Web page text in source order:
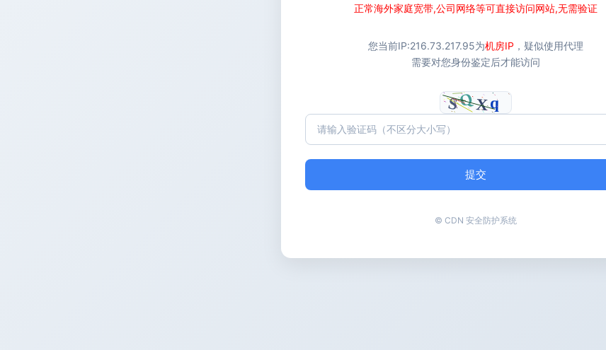
正常海外家庭宽带,公司网络等可直接访问网站,无需验证
您当前IP:216.73.217.95为机房IP ，疑似使用代理
需要对您身份鉴定后才能访问
提交
© CDN 安全防护系统